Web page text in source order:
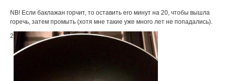
NB! Если баклажан горчит, то оставить его минут на 20, чтобы вышла
горечь, затем промыть (хотя мне такие уже много лет не попадались).
2